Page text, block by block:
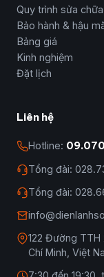
Quy trình sửa chữa
Bảo hành & hậu
Bảng giá
Kinh nghiệm
Đặt lịch
Liên hệ
Hotline:
Tổng đài:
Tổng đài:
122 Đường TTH
Chí Minh, Việt